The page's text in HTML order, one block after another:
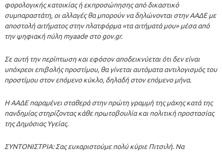
φορολογικής κατοικίας ή εκπροσώπησης από δικαστικό
συμπαραστάτη, οι αλλαγές θα μπορούν να δηλώνονται στην ΑΑΔΕ με
αποστολή αιτήματος στην πλατφόρμα «τα αιτήματά μου» μέσα από
την ψηφιακή πύλη myaade στο gov.gr.
Σε αυτή την περίπτωση και εφόσον αποδεικνύεται ότι δεν είναι
υπόχρεοι επιβολής προστίμου, θα γίνεται αυτόματα αντιλογισμός του
προστίμου στον επόμενο κύκλο, δηλαδή στον επόμενο μήνα.
Η ΑΑΔΕ παραμένει σταθερά στην πρώτη γραμμή της μάχης κατά της
πανδημίας στηρίζοντας κάθε πρωτοβουλία και πολιτική προστασίας
της Δημόσιας Υγείας.
ΣΥΝΤΟΝΙΣΤΡΙΑ: Σας ευχαριστούμε πολύ κύριε Πιτσιλή. Να